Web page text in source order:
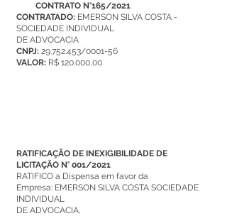
CONTRATO N°165/2021
CONTRATADO: EMERSON SILVA COSTA -
SOCIEDADE INDIVIDUAL
DE ADVOCACIA
CNPJ: 29.752.453/0001-56
VALOR: R$ 120.000,00
RATIFICAÇÃO DE INEXIGIBILIDADE DE
LICITAÇÃO N° 001/2021
RATIFICO a Dispensa em favor da
Empresa: EMERSON SILVA COSTA SOCIEDADE
INDIVIDUAL
DE ADVOCACIA,